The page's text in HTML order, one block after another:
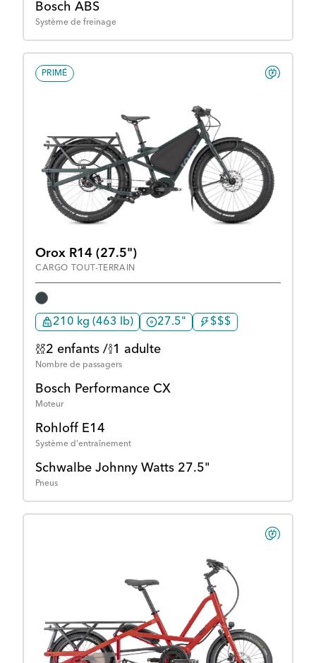
Bosch ABS
Système de freinage
PRIMÉ
Orox R14 (27.5")
CARGO TOUT-TERRAIN
210 kg (463 lb) 27.5" $$$
2 enfants / 1 adulte
Nombre de passagers
Bosch Performance CX
Moteur
Rohloff E14
Système d'entraînement
Schwalbe Johnny Watts 27.5"
Pneus